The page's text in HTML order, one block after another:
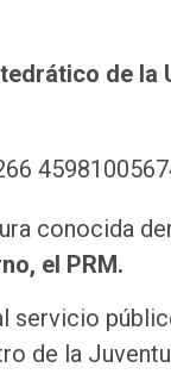
de la
conocida
el PRM.
servicio
de la